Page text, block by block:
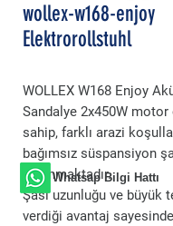
wollex-w168-enjoy
Elektrorollstuhl
WOLLEX W168 Enjoy
Sandalye 2x450W
sahip, farklı arazi
bağımsız süspansiyon
bulunmaktadır.
Şasi uzunluğu ve büyük
verdiği avantaj
Whatsap Bilgi Hattı